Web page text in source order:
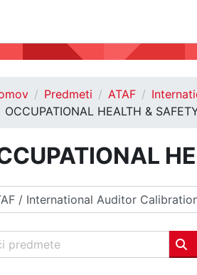
Predmeti ATAF
OCCUPATIONAL HEALTH &
predmetov
predmete